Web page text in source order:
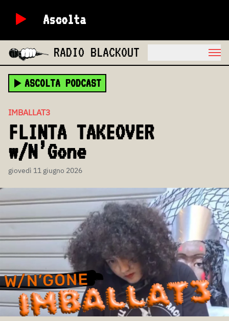
Ascolta
RADIO BLACKOUT
ASCOLTA PODCAST
IMBALLAT3
FLINTA TAKEOVER
w/N’Gone
giovedì 11 giugno 2026